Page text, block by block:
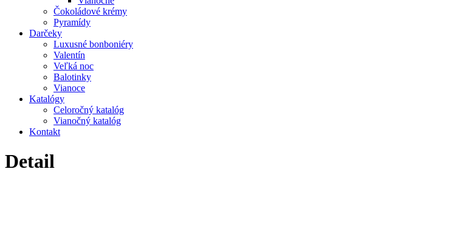
Čokoládové krémy
Pyramídy
Darčeky
Luxusné bonboniéry
Valentín
Veľká noc
Balotinky
Vianoce
Katalógy
Celoročný katalóg
Vianočný katalóg
Kontakt
Detail